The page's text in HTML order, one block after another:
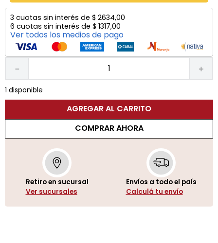
3 cuotas sin interés de $ 2634,00
6 cuotas sin interés de $ 1317,00
Ver todos los medios de pago
＋
－
1 disponible
AGREGAR AL CARRITO
COMPRAR AHORA
Retiro en sucursal
Ver sucursales
Envíos a todo el país
Calculá tu envío